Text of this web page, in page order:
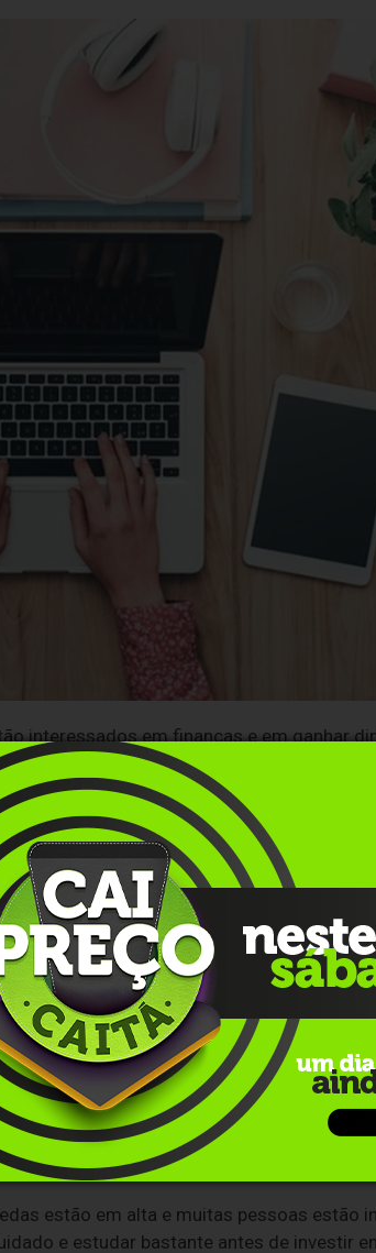
interessados ​​em finanças e em ganhar
de ganhar dinheiro online, mas não se
claro que não existe uma fórmula mágica
e muito trabalho. Mas se vocês estiverem
12 formas de ganhar dinheiro na internet.
é uma das formas mais populares de
e recebe uma comissão por cada
afiliados disponíveis, como a Hotmart, a
escrita, fotografia, design ou edição de
Muitas empresas e empreendedores
digitais, como ebooks, cursos online e
Você pode criar seu próprio produto ou
estão em alta e muitas pessoas estão
e estudar bastante antes de investir